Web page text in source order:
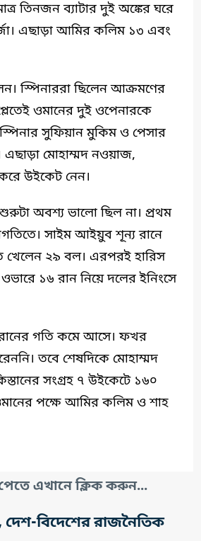
তিনজন ব্যাটার দুই অঙ্কের ঘরে
এছাড়া আমির কলিম ১৩ এবং
স্পিনাররা ছিলেন আক্রমণের
ওমানের দুই ওপেনারকে
স্পিনার সুফিয়ান মুকিম ও পেসার
মোহাম্মদ নওয়াজ,
উইকেট নেন।
অবশ্য ভালো ছিল না। প্রথম
সাইম আইয়ুব শূন্য রানে
২৯ বল। এরপরই হারিস
১৬ রান নিয়ে দলের ইনিংসে
রানের গতি কমে আসে। ফখর
তবে শেষদিকে মোহাম্মদ
সংগ্রহ ৭ উইকেটে ১৬০
পক্ষে আমির কলিম ও শাহ
এখানে ক্লিক করুন...
দেশ-বিদেশের রাজনৈতিক